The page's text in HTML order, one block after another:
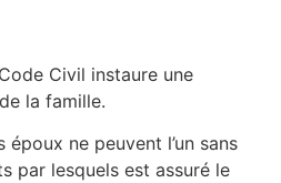
Civil instaure une
la famille.
ne peuvent l’un sans
par lesquels est assuré le